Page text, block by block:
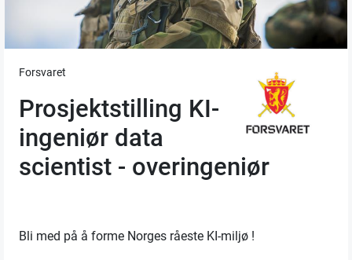
Forsvaret
Prosjektstilling KI-
ingeniør data
scientist - overingeniør
Bli med på å forme Norges råeste KI-miljø !